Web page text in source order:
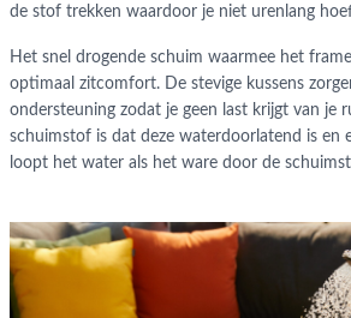
de stof trekken waardoor je niet urenlang
Het snel drogende schuim waarmee het
optimaal zitcomfort. De stevige kussens
ondersteuning zodat je geen last krijgt van je
schuimstof is dat deze waterdoorlatend is en
loopt het water als het ware door de